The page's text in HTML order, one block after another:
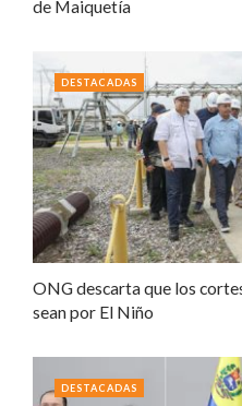
de Maiquetía
ONG descarta que los
sean por El Niño
DESTACADAS
DESTACADAS